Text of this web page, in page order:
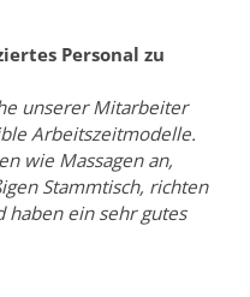
Personal zu
unserer Mitarbeiter
Arbeitszeitmodelle.
wie Massagen an,
Stammtisch, richten
haben ein sehr gutes